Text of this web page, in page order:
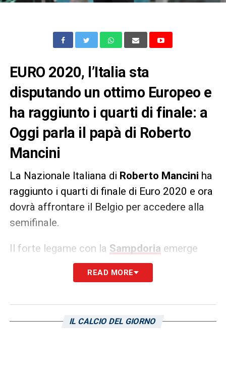
EURO 2020, l’Italia sta
disputando un ottimo Europeo e
ha raggiunto i quarti di finale: a
Oggi parla il papà di Roberto
Mancini
La Nazionale Italiana di Roberto Mancini ha
raggiunto i quarti di finale di Euro 2020 e ora
dovrà affrontare il Belgio per accedere alla
semifinale.
Il forte legame con la Sampdoria emerge
chiaramente dalle immagini diGianluca Vialli
Mancini e gli altri blucerchiati presenti nello
Oggi: «La lezione che una
READ MORE
IL CALCIO DEL GIORNO